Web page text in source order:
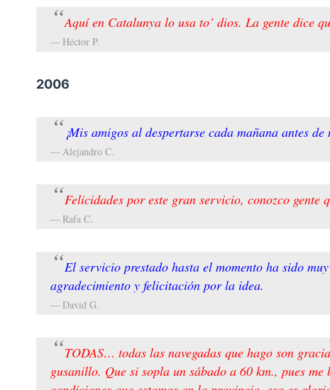
Aquí en Catalunya lo usa to’ dios. La gente dice
Héctor P.
2006
¡Mis amigos al despertarse cada mañana antes
Alejandro C.
Felicidades por este gran servicio, conozco gente
Rafa C.
El servicio prestado hasta el momento ha sido
agradecimiento y felicitación por la idea.
David G.
TODAS… todas las navegadas que hago son
gusanillo. Que si sopla un sábado a 60 km., pues